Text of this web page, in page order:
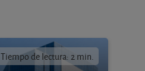
Tiempo de lectura: 2 min.